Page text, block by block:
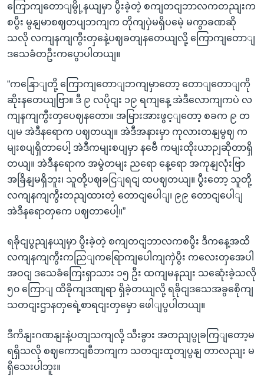
ကြောကျတောျမွို့နယျမှာ ပွီးခဲ့တဲ့ စကျတငျဘာလကတညျးက
စပွီး မွနျမာစဈတပျဘကျက တိုကျပှဲမရှိပမေဲ့ မကွာခဏဆို
သလို လကျနကျကွီးတှနေဲ့ပဈခတျနတေယျလို့ ကြောကျတောျ
ဒသေခံတဦးကပွောပါတယျ။
“ကနြောျတို့ ကြောကျတောျဘကျမှာတော့ တောျတောျကို
ဆိုးနတေယျဗြာ။ ဒီ ၉ လပိုငျး ၁၉ ရကျနေ့ အဲဒီလောကျကပဲ လ
ကျနကျကွီးတှပေဈနတော။ အမြားအားဖွင့ျတော့ စခက ၉ တ
ပျမ အဲဒီနရောက ပဈတယျ။ အဲဒီအနားမှာ ကုလားတနျမွဈ က
မျးစပျရှိတာပေါ့ အဲဒီကမျးစပျမှာ နဗေီ ကမျးထိုးယာဉျဆိုတာရှိ
တယျ။ အဲဒီနရောက အမွဲတမျး ညရော နေ့ရော အကုနျလုံးဗြာ
အခြိနျမရှိဘူး၊ သူတို့ပဈခငြျရငျ ထပဈတယျ။ ပွီးတော့ သူတို့
လကျနကျကွီးတညျထားတဲ့ တောငျပေါျ၊ ၉၉ တောငျပေါျ
အဲဒီနရောတှကေ ပဈတာပေါ့။”
ရခိုငျပွညျနယျမှာ ပွီးခဲ့တဲ့ စကျတငျဘာလကစပွီး ဒီကနေ့အထိ
လကျနကျကွီးကညြျကရြောကျပေါကျကှဲပွီး ကလေးတှအေပါ
အဝငျ ဒသေခံကြေးရှာသား ၁၅ ဦး ထကျမနညျး သဆေုံးခဲ့သလို
၅၀ ကြောျ ထိခိုကျဒဏျရာ ရှိခဲ့တယျလို့ ရခိုငျဒသေအခွစေိုကျ
သတငျးဌာနတှရေဲ့စာရငျးတှမှော ဖေါျပွပါတယျ။
ဒီကိနျးဂဏနျးနဲ့ပတျသကျလို့ သီးခွား အတညျပွုခကြျတော့မ
ရရှိသလို စဈကောငျစီဘကျက သတငျးထုတျပွနျ တာလညျး မ
ရှိသေးပါဘူး။